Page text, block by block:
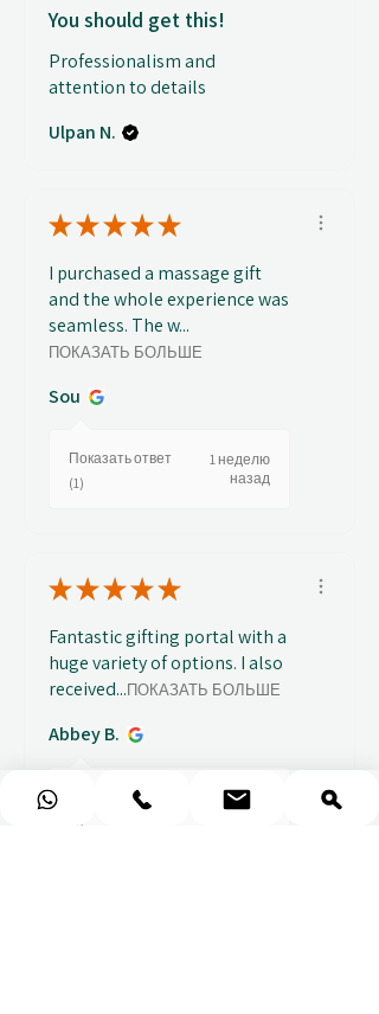
You should get this!
Professionalism and
attention to details
Ulpan N.
★★★★★
I purchased a massage gift
and the whole experience was
seamless. The w...
ПОКАЗАТЬ БОЛЬШЕ
Sou
Показать ответ
(1)
1 неделю
назад
★★★★★
Fantastic gifting portal with a
huge variety of options. I also
received...ПОКАЗАТЬ БОЛЬШЕ
Abbey B.
Показать ответ
(1)
2 недели
назад